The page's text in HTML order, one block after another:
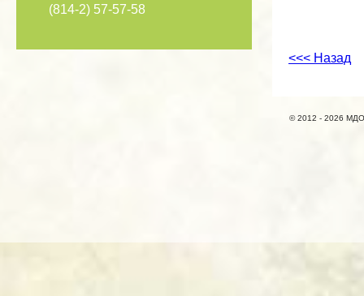
(814-2) 57-57-58
<<< Назад
© 2012 - 2026